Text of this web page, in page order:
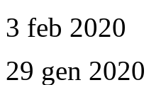
3 feb 2020
29 gen 2020